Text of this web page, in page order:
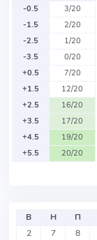
-0.5
3/20
-1.5
2/20
-2.5
1/20
-3.5
0/20
+0.5
7/20
+1.5
12/20
+2.5
16/20
+3.5
17/20
+4.5
19/20
+5.5
20/20
В Н П
2
7 8